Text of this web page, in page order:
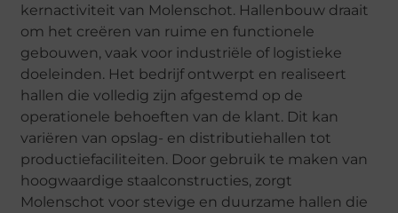
kernactiviteit van Molenschot. Hallenbouw draait
om het creëren van ruime en functionele
gebouwen, vaak voor industriële of logistieke
doeleinden. Het bedrijf ontwerpt en realiseert
hallen die volledig zijn afgestemd op de
operationele behoeften van de klant. Dit kan
variëren van opslag- en distributiehallen tot
productiefaciliteiten. Door gebruik te maken van
hoogwaardige staalconstructies, zorgt
Molenschot voor stevige en duurzame hallen die